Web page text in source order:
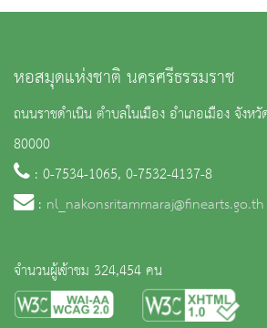
หอสมุดแห่งชาติ นครศรีธรรมราช
ถนนราชดำเนิน ตำบลในเมือง อำเภอเมือง จังห
80000
: 0-7534-1065, 0-7532-4137-8
: nl_nakonsritammaraj@finearts.go.th
จำนวนผู้เข้าชม 324,454 คน